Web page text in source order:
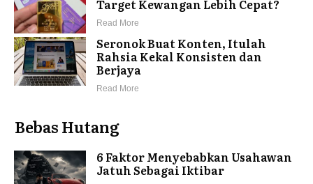
Target Kewangan Lebih Cepat?
Read More
Seronok Buat Konten, Itulah
Rahsia Kekal Konsisten dan
Berjaya
Read More
Bebas Hutang
6 Faktor Menyebabkan Usahawan
Jatuh Sebagai Iktibar